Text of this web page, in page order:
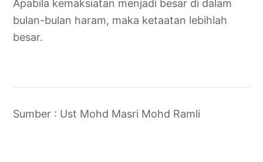
Apabila kemaksiatan menjadi besar di dalam
bulan-bulan haram, maka ketaatan lebihlah
besar.
Sumber : Ust Mohd Masri Mohd Ramli